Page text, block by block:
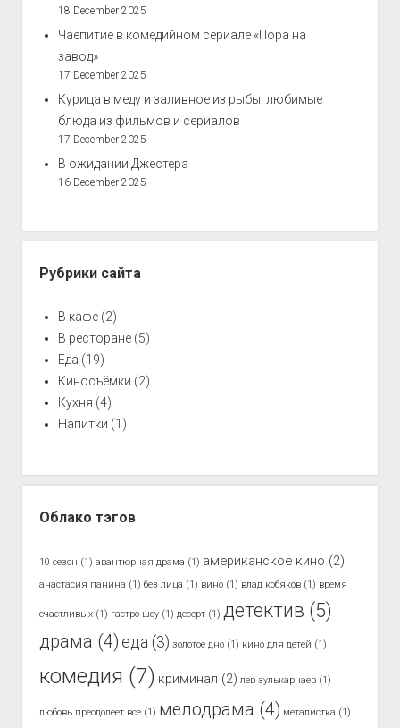
18 December 2025
Чаепитие в комедийном сериале «Пора на
завод»
17 December 2025
Курица в меду и заливное из рыбы: любимые
блюда из фильмов и сериалов
17 December 2025
В ожидании Джестера
16 December 2025
Рубрики сайта
В кафе(2)
В ресторане(5)
Еда (19)
Киносъёмки (2)
Кухня (4)
Напитки (1)
Облако тэгов
10 сезон (1) авантюрная драма (1) американское кино (2)
анастасия панина (1) без лица (1) вино(1) влад кобяков(1) время
счастливых(1) гастро-шоу(1) десерт(1) детектив (5)
драма (4) еда (3) золотое дно(1) кино для детей (1)
комедия (7) криминал (2) лев зулькарнаев(1)
любовь преодолеет все(1) мелодрама (4) металистка (1)